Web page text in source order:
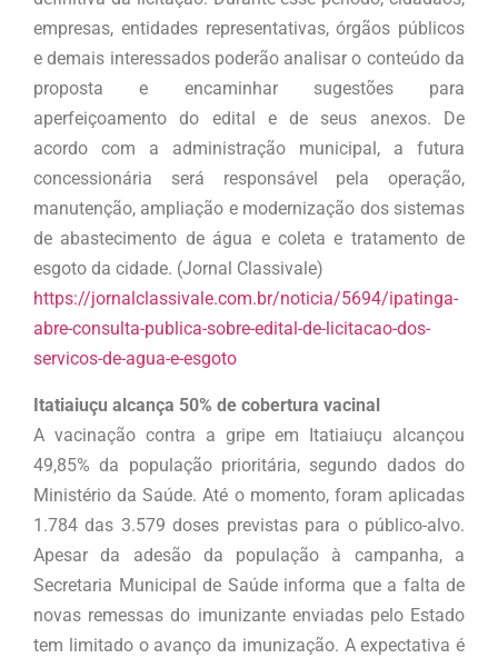
empresas, entidades representativas, órgãos públicos
e demais interessados poderão analisar o conteúdo da
proposta e encaminhar sugestões para
aperfeiçoamento do edital e de seus anexos. De
acordo com a administração municipal, a futura
concessionária será responsável pela operação,
manutenção, ampliação e modernização dos sistemas
de abastecimento de água e coleta e tratamento de
esgoto da cidade. (Jornal Classivale)
https://jornalclassivale.com.br/noticia/5694/ipatinga-
abre-consulta-publica-sobre-edital-de-licitacao-dos-
servicos-de-agua-e-esgoto
Itatiaiuçu alcança 50% de cobertura vacinal
A vacinação contra a gripe em Itatiaiuçu alcançou
49,85% da população prioritária, segundo dados do
Ministério da Saúde. Até o momento, foram aplicadas
1.784 das 3.579 doses previstas para o público-alvo.
Apesar da adesão da população à campanha, a
Secretaria Municipal de Saúde informa que a falta de
novas remessas do imunizante enviadas pelo Estado
tem limitado o avanço da imunização. A expectativa é